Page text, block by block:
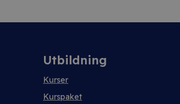
Utbildning
Kurser
Kurspaket